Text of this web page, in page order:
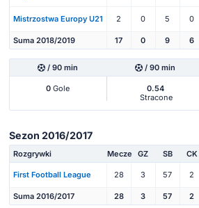
Mistrzostwa Europy U21 2 0 5 0
Suma 2018/2019 17 0 9 6
/ 90 min / 90 min
0 Gole
0.54
Stracone
Sezon 2016/2017
Rozgrywki Mecze GZ SB CK
First Football League 28 3 57 2
Suma 2016/2017 28 3 57 2